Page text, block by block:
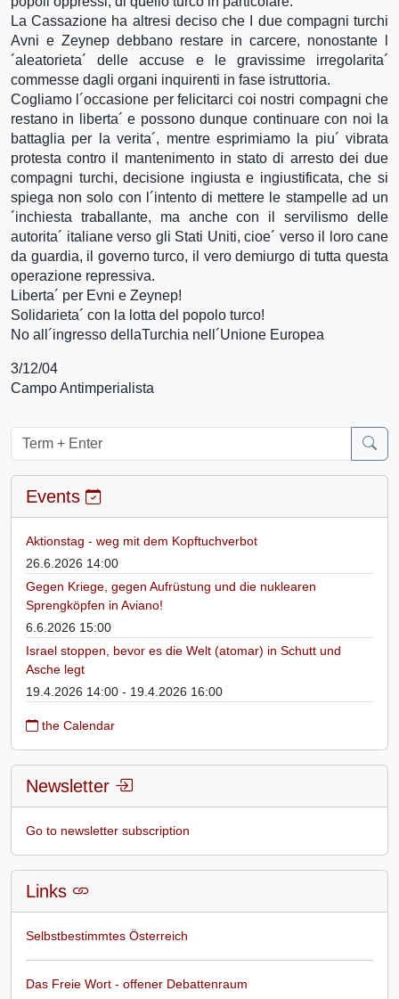
La Cassazione ha altresi deciso che I due compagni turchi
Avni e Zeynep debbano restare in carcere, nonostante l
´aleatorieta´ delle accuse e le gravissime irregolarita´
commesse dagli organi inquirenti in fase istruttoria.
Cogliamo l´occasione per felicitarci coi nostri compagni che
restano in liberta´ e possono dunque continuare con noi la
battaglia per la verita´, mentre esprimiamo la piu´ vibrata
protesta contro il mantenimento in stato di arresto dei due
compagni turchi, decisione ingiusta e ingiustificata, che si
spiega non solo con l´intento di mettere le stampelle ad un
´inchiesta traballante, ma anche con il servilismo delle
autorita´ italiane verso gli Stati Uniti, cioe´ verso il loro cane
da guardia, il governo turco, il vero demiurgo di tutta questa
operazione repressiva.
Liberta´ per Evni e Zeynep!
Solidarieta´ con la lotta del popolo turco!
No all´ingresso dellaTurchia nell´Unione Europea
3/12/04
Campo Antimperialista
Events
Aktionstag - weg mit dem Kopftuchverbot
26.6.2026 14:00
Gegen Kriege, gegen Aufrüstung und die nuklearen
Sprengköpfen in Aviano!
6.6.2026 15:00
Israel stoppen, bevor es die Welt (atomar) in Schutt und
Asche legt
19.4.2026 14:00 - 19.4.2026 16:00
the Calendar
Newsletter
Go to newsletter subscription
Links
Selbstbestimmtes Österreich
Das Freie Wort - offener Debattenraum